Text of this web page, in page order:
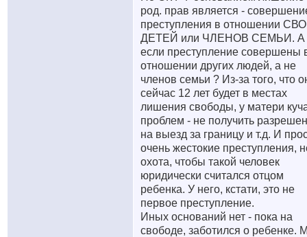
род. прав является -
преступления в отношении
ДЕТЕЙ или ЧЛЕНОВ СЕМЬИ. А
если преступление совершены
отношении других людей, а не
членов семьи ? Из-за того, что
сейчас 12 лет будет в местах
лишения свободы, у матери
проблем - не получить
на выезд за границу и т.д. И
очень жестокие преступления,
охота, чтобы такой человек
юридически считался отцом
ребенка. У него, кстати, это не
первое преступление.
Иных оснований нет - пока на
свободе, заботился о ребенке.